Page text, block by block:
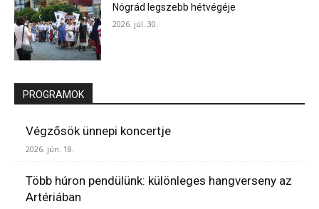
Nógrád legszebb hétvégéje
2026. júl. 30.
PROGRAMOK
Végzősök ünnepi koncertje
2026. jún. 18.
Több húron pendülünk: különleges hangverseny az
Artériában